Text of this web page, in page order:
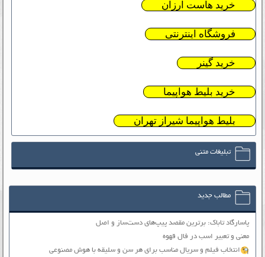
خرید هاست ارزان
فروشگاه اینترنتی
خرید گینر
خرید بلیط هواپیما
بلیط هواپیما شیراز تهران
تبلیغات متنی
مطالب جدید
پاسارگاد تاباک: برترین مقصد پیپ‌های دست‌ساز و اصل
معنی و تعبیر اسب در فال قهوه
انتخاب فیلم و سریال مناسب برای هر سن و سلیقه با هوش مصنوعی